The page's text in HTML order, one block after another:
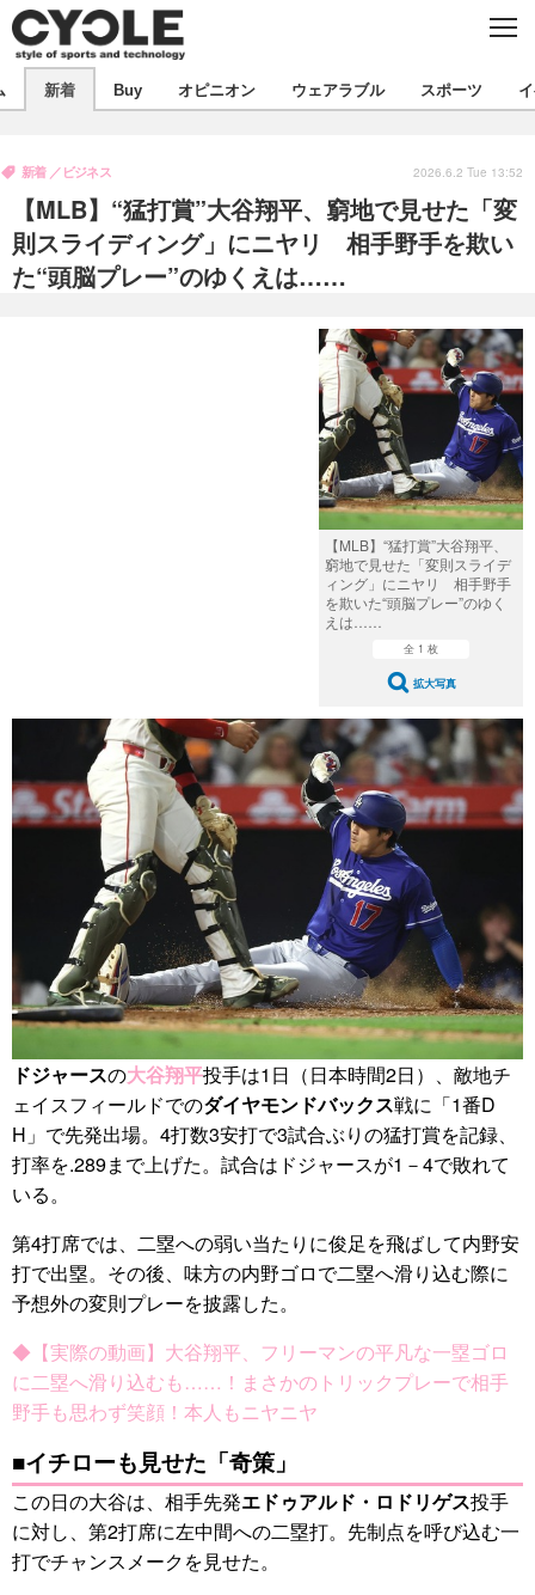
C
E
製品/用品
衣類
飲食
バックナンバー
コラム
インプレ
ボイス
デバイス
ビジネス
国内
海外
スポーツ
短信
写真
イベント
スポーツ
文化
出版／映画
ファッション
写真
政治
新着 Buy オピニオン ウェアラブル スポーツ
【MLB】“猛打賞”大谷翔平、窮地で見せた「変
則スライディング」にニヤリ 相手野手を欺い
た“頭脳プレー”のゆくえは……
新着 ビジネス 2026.6.2 Tue 13:52
【MLB】“猛打賞”大谷翔平、
窮地で見せた「変則スライデ
ィング」にニヤリ 相手野手
を欺いた“頭脳プレー”のゆく
えは……
全 1 枚
拡大写真
ドジャースの大谷翔平投手は1日（日本時間2日）、敵地チ
ェイスフィールドでのダイヤモンドバックス戦に「1番D
H」で先発出場。4打数3安打で3試合ぶりの猛打賞を記録、
打率を.289まで上げた。試合はドジャースが1－4で敗れて
いる。
第4打席では、二塁への弱い当たりに俊足を飛ばして内野安
打で出塁。その後、味方の内野ゴロで二塁へ滑り込む際に
予想外の変則プレーを披露した。
◆【実際の動画】大谷翔平、フリーマンの平凡な一塁ゴロ
に二塁へ滑り込むも……！まさかのトリックプレーで相手
野手も思わず笑顔！本人もニヤニヤ
■イチローも見せた「奇策」
この日の大谷は、相手先発エドゥアルド・ロドリゲス投手
に対し、第2打席に左中間への二塁打。先制点を呼び込む一
打でチャンスメークを見せた。